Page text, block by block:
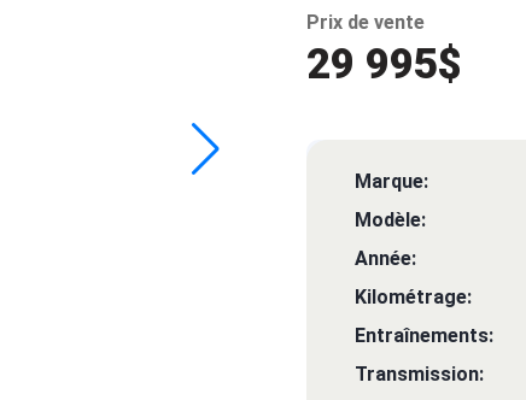
Prix de vente
29 995$
Marque:
Modèle:
Année:
Kilométrage:
Entraînements:
Transmission: